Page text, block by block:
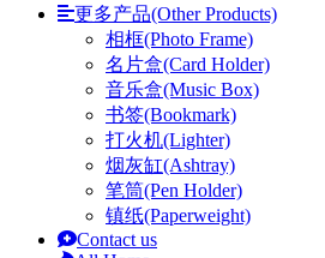
更多产品(Other Products)
相框(Photo Frame)
名片盒(Card Holder)
音乐盒(Music Box)
书签(Bookmark)
打火机(Lighter)
烟灰缸(Ashtray)
笔筒(Pen Holder)
镇纸(Paperweight)
Contact us